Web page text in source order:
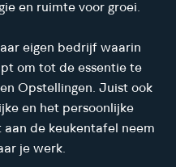
en ruimte voor groei.
eigen bedrijf waarin
om tot de essentie te
Opstellingen. Juist ook
en het persoonlijke
de keukentafel neem
je werk.